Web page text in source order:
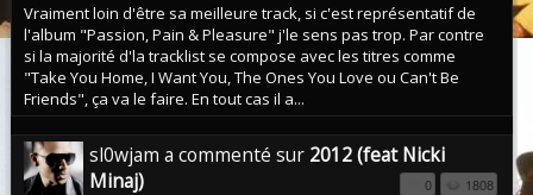
Vraiment loin d'être sa meilleure track, si c'est représentatif de
l'album "Passion, Pain & Pleasure" j'le sens pas trop. Par contre
si la majorité d'la tracklist se compose avec les titres comme
"Take You Home, I Want You, The Ones You Love ou Can't Be
Friends", ça va le faire. En tout cas il a...
sl0wjam a commenté sur 2012 (feat Nicki
Minaj)
0 1808